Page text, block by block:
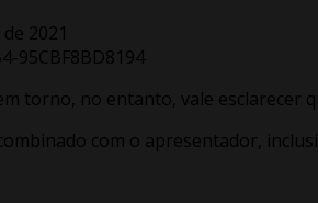
2021
torno, no entanto, vale
com o apresentador,